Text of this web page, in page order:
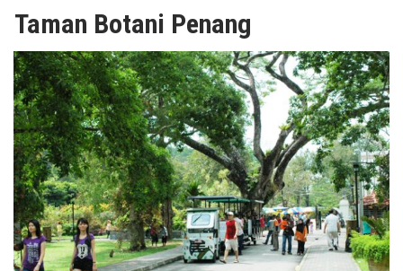
Taman Botani Penang